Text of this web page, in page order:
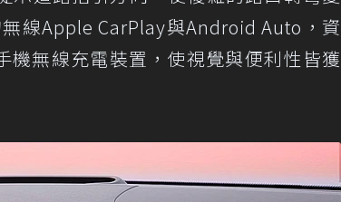
線Apple CarPlay與Android Auto，資
無線充電裝置，使視覺與便利性皆獲